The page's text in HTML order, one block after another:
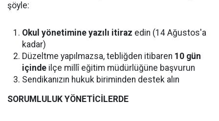
şöyle:
Okul yönetimine yazılı itiraz edin (14 Ağustos'a
kadar)
Düzeltme yapılmazsa, tebliğden itibaren 10 gün
içinde ilçe millî eğitim müdürlüğüne başvurun
Sendikanızın hukuk biriminden destek alın
SORUMLULUK YÖNETİCİLERDE